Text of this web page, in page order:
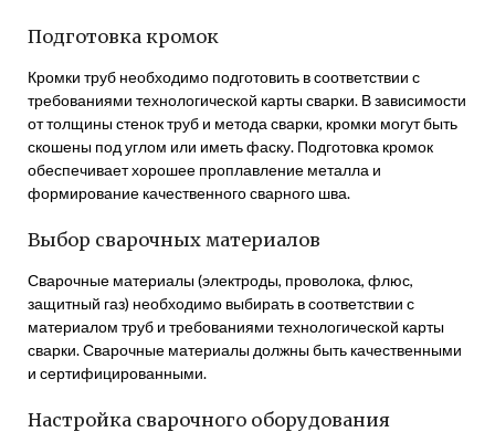
Подготовка кромок
Кромки труб необходимо подготовить в соответствии с
требованиями технологической карты сварки. В зависимости
от толщины стенок труб и метода сварки, кромки могут быть
скошены под углом или иметь фаску. Подготовка кромок
обеспечивает хорошее проплавление металла и
формирование качественного сварного шва.
Выбор сварочных материалов
Сварочные материалы (электроды, проволока, флюс,
защитный газ) необходимо выбирать в соответствии с
материалом труб и требованиями технологической карты
сварки. Сварочные материалы должны быть качественными
и сертифицированными.
Настройка сварочного оборудования